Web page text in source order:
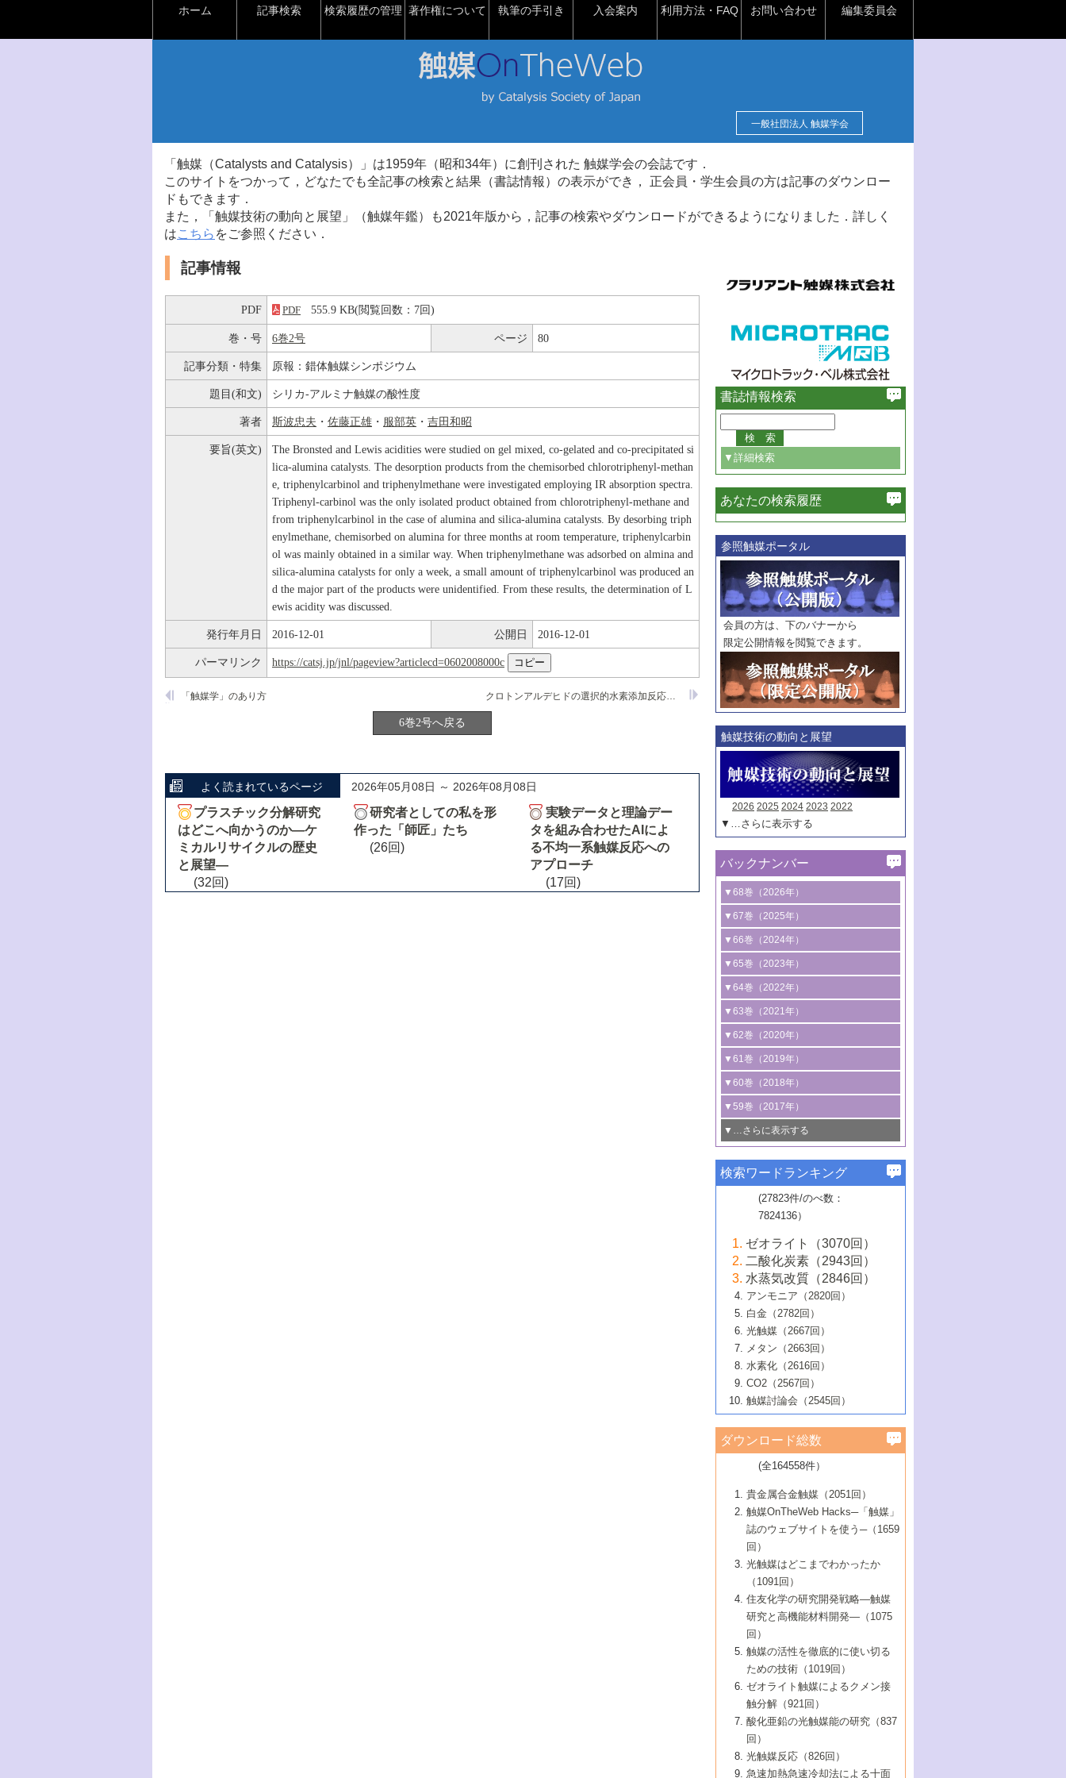
ホーム 記事検索 検索履歴の管理 著作権について 執筆の手引き 入会案内 利用方法・FAQ お問い合わせ 編集委員会
一般社団法人 触媒学会
「触媒（Catalysts and Catalysis）」は1959年（昭和34年）に創刊された 触媒学会の会誌です．
このサイトをつかって，どなたでも全記事の検索と結果（書誌情報）の表示ができ， 正会員・学生会員の方は記事のダウンロー
ドもできます．
また，「触媒技術の動向と展望」（触媒年鑑）も2021年版から，記事の検索やダウンロードができるようになりました．詳しく
はこちら をご参照ください．
記事情報
PDF PDF 555.9 KB(閲覧回数：7回)
巻・号 6巻2号 ページ 80
記事分類・特集 原報：錯体触媒シンポジウム
題目(和文) シリカ-アルミナ触媒の酸性度
著者 斯波忠夫 ・ 佐藤正雄 ・ 服部英 ・ 吉田和昭
要旨(英文)
The Bronsted and Lewis acidities were studied on gel mixed, co-gelated and co-precipitated si
lica-alumina catalysts. The desorption products from the chemisorbed chlorotriphenyl-methan
e, triphenylcarbinol and triphenylmethane were investigated employing IR absorption spectra.
Triphenyl-carbinol was the only isolated product obtained from chlorotriphenyl-methane and
from triphenylcarbinol in the case of alumina and silica-alumina catalysts. By desorbing triph
enylmethane, chemisorbed on alumina for three months at room temperature, triphenylcarbin
ol was mainly obtained in a similar way. When triphenylmethane was adsorbed on almina and
silica-alumina catalysts for only a week, a small amount of triphenylcarbinol was produced an
d the major part of the products were unidentified. From these results, the determination of L
ewis acidity was discussed.
発行年月日 2016-12-01 公開日 2016-12-01
パーマリンク https://catsj.jp/jnl/pageview?articlecd=0602008000c
クロトンアルデヒドの選択的水素添加反応に関する速度論的研究
「触媒学」のあり方
6巻2号へ戻る
よく読まれているページ 2026年05月08日 ～ 2026年08月08日
プラスチック分解研究
はどこへ向かうのか―ケ
ミカルリサイクルの歴史
と展望―
(32回)
研究者としての私を形
作った「師匠」たち
(26回)
実験データと理論デー
タを組み合わせたAIによ
る不均一系触媒反応への
アプローチ
(17回)
書誌情報検索
▼詳細検索
必ず含む
巻・号指定
巻
号
範囲指定
巻
号～
巻
号
触媒年鑑
年度
記事種別
マーク：
マークあり
あなたの検索履歴
参照触媒ポータル
会員の方は、下のバナーから
限定公開情報を閲覧できます。
触媒技術の動向と展望
2026 2025 2024 2023 2022
▼…さらに表示する
バックナンバー
▼68巻（2026年）
1号 過酸化水素合成に関する研究動向
2号 コンピューター技術により加速する
触媒開発
3号 有機分子変換やCO 資源化のための
光触媒に関する最近の研究
B号 第137回触媒討論会（2026年）
▼67巻（2025年）
1号 CO
水素化によるグリーン燃料/グリ
ーンケミカル製造
2号 水素製造のための水分解技術に関す
る最近の研究
3号 オレフィン系樹脂の精密合成に関す
る最新技術
4号 アルコール類の効率的変換を実現す
る非貴金属触媒の研究動向
5号 ゼオライトの合成と応用における研
究動向
6号 ヘテロ接合界面
B号 第135回触媒討論会（2025年）
▼66巻（2024年）
1号 低次元ナノ構造を有する触媒材料
2号 規制反応場を活用した固体触媒研究
の新展開
3号 未踏分子変換を目指した酸化触媒プ
ロセスの最前線
4号 シンクロトロン放射光および中性子
線を利用した触媒解析技術の最先端
5号 単原子触媒
6号 参照触媒委員会からのお知らせ
B号 第133回触媒討論会（2023年）
▼65巻（2023年）
1号 炭素が関わる触媒機能
2号 プラスチックケミカルリサイクルの
ための触媒技術
3号 非酸化物系金属化合物を基盤とした
触媒材料の開発
4号 格子酸素・格子酸素欠陥を利用した
触媒反応
5号 生体触媒によるエネルギー変換反応
6号 窒素とリンの循環のための触媒・機
能性材料
▼64巻（2022年）
1号 合成ガス製造とCOを用いるケミカル
ズ合成の最新動向
2号 化学品合成のための合金触媒開発
3号 CO の排出削減および有効活用のた
めの触媒技術
4号 若手による情報発信企画～とびたて
若き触媒の研究者たち～（1）
若き触媒の研究者たち～（2）
6号 石油のノーブル・ユースを志向した
触媒技術
大学：オンライン・対面開催）
▼63巻（2021年）
1号 金触媒の新展開
2号 ペロブスカイト
3号 特殊反応場を利用した触媒的分子変
換反応
4号 多孔質材料を用いた触媒の新展開
5号 情報学的手法を用いた触媒開発
6号 カーボンニュートラルに向けた電解
技術
B号 第127回触媒討論会（2021年・オン
ライン開催(Zoom)のみ）
▼62巻（2020年）
1号 触媒設計を拓く欠陥構造のキャラク
タリゼーション
2号 機能化学品製造に資するクリーンな
触媒的酸化反応
3号 水処理のための触媒化学
4号 光触媒を用いた水分解の最新の研究
動向
5号 次世代の触媒プロセスを支えるマイ
6号 メタン転換技術の最新動向
B号 第125回触媒討論会（2020年・工学
院大学）
▼61巻（2019年）
1号 物質移動制御に着目した触媒プロセ
ス開発
2号 CO2 フリー水素サプライチェーンに
関わる触媒開発動向
3号 精密高分子合成に関する最近の研究
動向
4号 バイオマス化成品製造のための触媒
5号 固体触媒による含窒素有機化合物変
換の最前線
6号 貴金属使用量低減に向けた自動車排
ガス浄化触媒の開発
B号 第123回触媒討論会（2019年・大阪
▼60巻（2018年）
1号 固体酸触媒の最新の研究動向
2号 二酸化炭素からの有用化学品合成
3号 ナノ粒子・クラスター触媒の最前線
4号 60周年記念企画
5号 進化するゼオライト合成技術
6号 非貴金属系触媒における電気化学的
B号 第121回触媒討論会（2018年・東京
大学）
▼59巻（2017年）
1号 いたるところに，触媒
最先端技術
3号 無機分離膜材料の開発と触媒反応プ
ロセスへの適用
5号 水素のふるまいを解き明かす最先端
研究
6号 低級アルカンの有効利用のための触
媒技術
B号 第119回触媒討論会（2017年・首都
大学東京）
▼…さらに表示する
1号 ユニークな構造の高分子を生み出す触
2号 リグニンからの化成品製造に向けた触
媒技術
3号 触媒研究の最先端～とびたて若き研究
者たち～（1）
4号 触媒研究の最先端～とびたて若き研究
者たち～（2）
5号 触媒研究の最先端～とびたて若き研究
者たち～（3）
6号 イオニクス材料と燃料電池・電解合成
の最新の研究動向
B号 第117回触媒討論会（2016年・大阪府
立大学）
▼57巻（2015年）
1号 水素キャリアにかかわる触媒技術の新
2号 石油精製用触媒の最近の進展
3号 固体酸化物形燃料電池（SOFC）におけ
るアノード触媒上での燃料直接改質技術
4号 コアシェル構造の制御による触媒機能
5号 工業触媒およびその周辺技術の最近の
進歩
6号 ナノシート
B号 第115回触媒討論会（2015年・成蹊大
▼56巻（2014年）
2号 光触媒反応機構に関する最新の研究動
向
開発動向
4号 人工光合成に向けた近年のアプローチ
5号 未利用熱エネルギーの有効活用に貢献
する触媒技術
6号 ポリオキソメタレート
B号 第113回触媒討論会（2014年・ロワジ
ールホテル豊橋）
1号 高耐久性燃料電池システム用触媒にお
ける新展開
2号 リビングラジカル重合の最近の動向
3号 天然ガスの化学工業的展開に関する触
媒技術
4号 貴金属触媒の精密構造制御とその活用
5号 バイオマス化成品製造のための固体触
6号 ナノ空間─吸着状態解析から新機能開拓
B号 第111回触媒討論会（2013年・関西大
▼54巻（2012年）
1号 規則性多孔体の利用技術における最近
の進歩
2号 第109回触媒討論会
3号 貴金属低減技術の最新動向
4号 貴金属代替技術の最新動向
5号 光触媒による物質変換反応の新展開
6号 グラフェン
7号 水素を利用する化成品合成の新潮流
▼53巻（2011年）
1号 金属学から見る合金触媒の新展開
2号 第107回触媒討論会
3号 触媒のその場観察法の進歩（１）
4号 触媒のその場観察法の進歩（２）
5号 不活性結合の触媒的活性化による有機
合成
6号 新しい固体酸触媒技術
7号 ゼオライト合成における最近の進歩
▼52巻（2010年）
1号 触媒の劣化対策と長寿命触媒開発
2号 第105回触媒討論会
3号 ナノ構造が拓く新機能
4号 活性サイトおよびその環境の精密な設
計による触媒の高機能化
5号 触媒を有効に使うための技術
7号 有機分子触媒による精密有機合成
8号 高機能化ポリオレフィンに向けた重合
触媒の最近の進展
1号 炭素材料－熱い注目を集める材料－
2号 第103回触媒討論会
3号 環境浄化用光触媒の現状と課題
4号 水素社会の実現に向けた水素製造・貯
蔵技術の進歩
5号 CO2が関わる触媒・材料
7号 持続可能社会実現のための触媒および
触媒関連技術
▼50巻（2008年）
1号 触媒化学と学会のこの10年，半世紀，
そして未来
2号 第101回触媒討論会
4号 錯体を利用したユニークな表面構造の
構築と機能
5号 若手会員による触媒研究の未来展望1：
企業編
6号 第102回触媒討論会
7号 触媒・化学反応における計算化学の進
8号 若手研究者による触媒研究の未来展望
2：大学・研究所編
▼49巻（2007年）
1号 含フッ素化合物の合成と触媒
2号 第99回触媒討論会
3号 実用的ファインケミカル合成プロセス
を実現する触媒
5号 こんな物質，あんな物質―新たな触媒
の可能性―
7号 『結晶の化学』を活かした触媒研究
8号 イオン液体の応用
▼48巻（2006年）
1号 固体酸触媒の最近の進歩
2号 第97回触媒討論会
3号 リビング重合触媒の最近の展開
5号 水素製造・貯蔵のための触媒技術の新
しい展開
6号 第98回触媒討論会
7号 基礎化学品製造の触媒技術
8号 多機能型リアクター
1号 最近の触媒担体とその効果
2号 第95回触媒討論会
4号 水分解用光触媒材料
5号 時間分解分光の進歩と応用
6号 第96回触媒討論会
8号 超臨界流体を用いた化学プロセスの新
▼46巻（2004年）
1号 部分酸化反応触媒の最前線
2号 第93回触媒討論会
3号 特殊エネルギー場の触媒反応
4号 生体内における金属の触媒作用
5号 ファインケミカルズの展開に寄与する
6号 第94回触媒討論会
7号 サブナノレベルでみた新しい表面現象
8号 オレフィン重合触媒の新たな展
▼45巻（2003年）
1号 なぜこの触媒が良いのか？
2号 第91回触媒討論会
3号 最近の自動車排ガス処理技術
4号 触媒研究の現状と将来─第90回触媒討論
5号 基礎化学品製造の触媒技術
6号 第92回触媒討論会
7号 基礎化学品製造の触媒技術
8号 資源の循環と触媒技術
▼44巻（2002年）
1号 高次制御された触媒の化学
2号 第89回触媒討論会
3号 触媒を利用した電気化学の新展開
4号 ナノ材料の調製と機能化
5号 こんな触媒が欲しい
6号 第90回触媒討論会
7号 触媒研究と学術雑誌/情報
8号 若い世代からみた触媒化学の現状と未
▼43巻（2001年）
1号 グリーンケミストリーと触媒
2号 第87回触媒討論会特集号
3号 生体触媒とバイオプロセス
4号 水素製造・利用の触媒化学
5号 触媒研究における新しい切り口：コン
ビナトリアルケミストリー
6号 第88回触媒討論会特集号
7号 企業における触媒研究のブレークスル
8号 この材料を触媒として使ってみません
▼42巻（2000年）
1号 触媒反応工学の明日を拓く
2号 第85回触媒討論会
3号 反応ダイナミクス
5号 触媒のおもしろさをどのように伝える
6号 第86回触媒討論会
7号 水素化精製触媒の新しい展開
8号 新しい反応性と機能性を目指した金属
クラスタ-化学
▼41巻（1999年）
1号 孔、穴、あな?-特異な空間とその利用-
2号 第83回触媒討論会
3号 均一系触媒反応最前線
4号 実用炭素材料の新展開
5号 研究の方法論を考える
7号 機能性金属材料と触媒
8号 触媒研究へのNMRの応用と展望
▼40巻（1998年）
進展と21世紀への提言/創立40周年記念・触
媒学会この10年の歩みとこれから/創立40周
2号 第81回触媒討論会
3号 計算機触媒化学へのさそい
4号 触媒劣化の制御と予測
5号 最新の実用プロセスと触媒
6号 第82回触媒討論会
1号 均一系と不均一系触媒反応-その特徴と
接点
2号 第79回触媒討論会
3号 最新NO除去触媒の実用化研究
4号 新しい反応場を目指した触媒調製
5号 反応・分離技術の新しい展開
6号 第80回触媒討論会
▼38巻（1996年）
1号 触媒の構造と触媒作用/C1化学を中心と
する21世紀への触媒
3号 オリンピックメダル:金・銀・銅はどん
な触媒作用を示すか
4号 触媒作用における機能の複合化
▼37巻（1995年）
1号 ファインケミカルズと固体触媒
2号 第75回触媒討論会
3号 希土類を利用した触媒
4号 触媒とリサイクル
5号 エネルギー変換触媒
▼36巻（1994年）
1号 電気化学と触媒
2号 第73回触媒討論会
3号 C4化学の展開
4号 《通常号》
▼35巻（1993年）
1号 工業触媒開発マニュアル―探索から工
業化まで
2号 第71回触媒討論会
▼34巻（1992年）
1号 インパクトを与えたこの研究
2号 第69回触媒討論会
▼33巻（1991年）
1号 触媒プロセス開発マニュアル―探索か
▼32巻（1990年）
検索ワードランキング
(27823件/のべ数：
7824136）
ゼオライト（3070回）
二酸化炭素（2943回）
水蒸気改質（2846回）
アンモニア（2820回）
白金（2782回）
光触媒（2667回）
メタン（2663回）
水素化（2616回）
CO2（2567回）
触媒討論会（2545回）
ダウンロード総数
(全164558件）
貴金属合金触媒（2051回）
触媒OnTheWeb Hacks─「触媒」
誌のウェブサイトを使う─（1659
回）
光触媒はどこまでわかったか
（1091回）
住友化学の研究開発戦略―触媒
研究と高機能材料開発―（1075
回）
触媒の活性を徹底的に使い切る
ための技術（1019回）
ゼオライト触媒によるクメン接
触分解（921回）
酸化亜鉛の光触媒能の研究（837
回）
光触媒反応（826回）
急速加熱急速冷却法による十面